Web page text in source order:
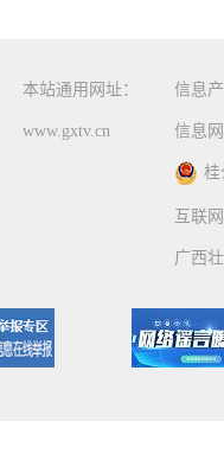
本站通用网址：
www.gxtv.cn
信息
信息
桂
互联
广西